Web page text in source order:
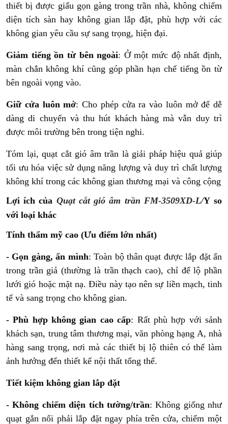
thiết bị được giấu gọn gàng trong trần nhà, không chiếm
diện tích sàn hay không gian lắp đặt, phù hợp với các
không gian yêu cầu sự sang trọng, hiện đại.
Giảm tiếng ồn từ bên ngoài: Ở một mức độ nhất định,
màn chắn không khí cũng góp phần hạn chế tiếng ồn từ
bên ngoài vọng vào.
Giữ cửa luôn mở: Cho phép cửa ra vào luôn mở để dễ
dàng di chuyển và thu hút khách hàng mà vẫn duy trì
được môi trường bên trong tiện nghi.
Tóm lại, quạt cắt gió âm trần là giải pháp hiệu quả giúp
tối ưu hóa việc sử dụng năng lượng và duy trì chất lượng
không khí trong các không gian thương mại và công cộng
Lợi ích của Quạt cắt gió âm trần FM-3509XD-L/Y so
với loại khác
Tính thẩm mỹ cao (Ưu điểm lớn nhất)
- Gọn gàng, ẩn mình: Toàn bộ thân quạt được lắp đặt ẩn
trong trần giả (thường là trần thạch cao), chỉ để lộ phần
lưới gió hoặc mặt nạ. Điều này tạo nên sự liền mạch, tinh
tế và sang trọng cho không gian.
- Phù hợp không gian cao cấp: Rất phù hợp với sảnh
khách sạn, trung tâm thương mại, văn phòng hạng A, nhà
hàng sang trọng, nơi mà các thiết bị lộ thiên có thể làm
ảnh hưởng đến thiết kế nội thất tổng thể.
Tiết kiệm không gian lắp đặt
- Không chiếm diện tích tường/trần: Không giống như
quạt gắn nổi phải lắp đặt ngay phía trên cửa, chiếm một